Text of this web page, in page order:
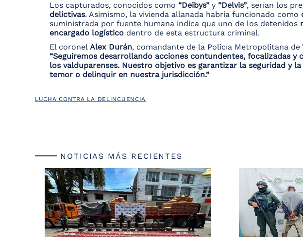
Los capturados, conocidos como “Deibys” y “Delvis”, serían los
delictivas. Asimismo, la vivienda allanada habría funcionado como
suministrada por fuente humana indica que uno de los detenidos
encargado logístico dentro de esta estructura criminal.
El coronel Alex Durán, comandante de la Policía Metropolitana de
“Seguiremos desarrollando acciones contundentes, focalizadas
los valduparenses. Nuestro objetivo es garantizar la seguridad y
temor o delinquir en nuestra jurisdicción.”
LUCHA CONTRA LA DELINCUENCIA
NOTICIAS MÁS RECIENTES